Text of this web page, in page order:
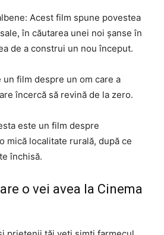
Acest film spune povestea
în căutarea unei noi șanse în
de a construi un nou început.
un film despre un om care a
încercă să revină de la zero.
este un film despre
mică localitate rurală, după ce
închisă.
o vei avea la Cinema